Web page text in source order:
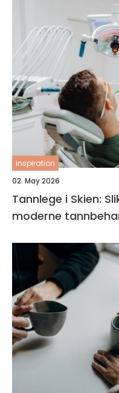
inspiration
02. May 2026
Tannlege i Skien:
moderne